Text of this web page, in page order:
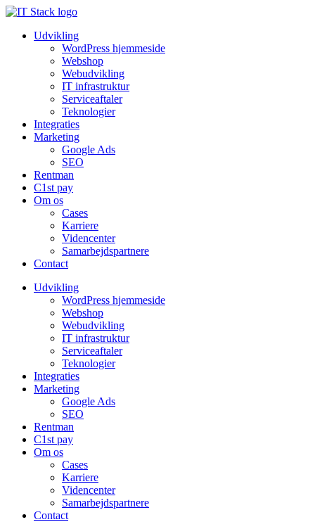
Udvikling
WordPress hjemmeside
Webshop
Webudvikling
IT infrastruktur
Serviceaftaler
Teknologier
Integraties
Marketing
Google Ads
SEO
Rentman
C1st pay
Om os
Cases
Karriere
Videncenter
Samarbejdspartnere
Contact
Udvikling
WordPress hjemmeside
Webshop
Webudvikling
IT infrastruktur
Serviceaftaler
Teknologier
Integraties
Marketing
Google Ads
SEO
Rentman
C1st pay
Om os
Cases
Karriere
Videncenter
Samarbejdspartnere
Contact